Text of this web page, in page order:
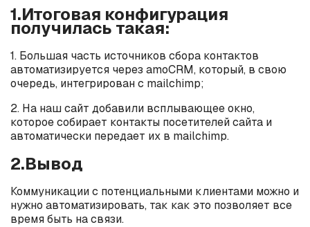
1.Итоговая конфигурация
получилась такая:
1. Большая часть источников сбора контактов
автоматизируется через amoCRM, который, в свою
очередь, интегрирован с mailchimp;
2. На наш сайт добавили всплывающее окно,
которое собирает контакты посетителей сайта и
автоматически передает их в mailchimp.
2.Вывод
Коммуникации с потенциальными клиентами можно и
нужно автоматизировать, так как это позволяет все
время быть на связи.